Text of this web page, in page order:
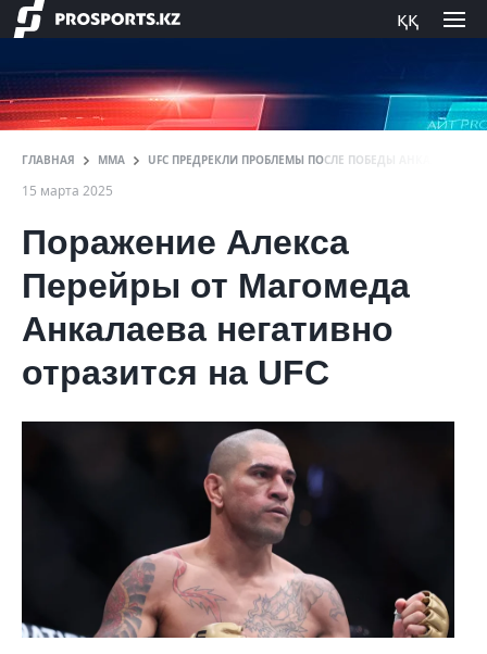
ққ
ГЛАВНАЯ ММА UFC ПРЕДРЕКЛИ ПРОБЛЕМЫ ПОСЛЕ ПОБЕДЫ АНКАЛАЕВА
15 марта 2025
Поражение Алекса
Перейры от Магомеда
Анкалаева негативно
отразится на UFC